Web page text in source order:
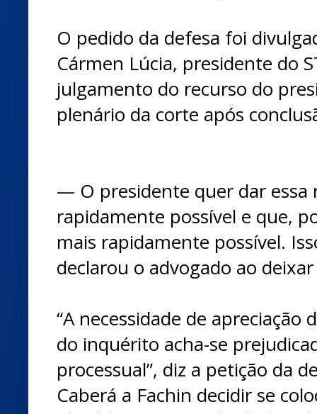
O pedido da defesa foi
Cármen Lúcia, presidente do
julgamento do recurso do
plenário da corte após
— O presidente quer dar essa
rapidamente possível e que,
mais rapidamente possível.
declarou o advogado ao
“A necessidade de apreciação
do inquérito acha-se
processual”, diz a petição da
Caberá a Fachin decidir se